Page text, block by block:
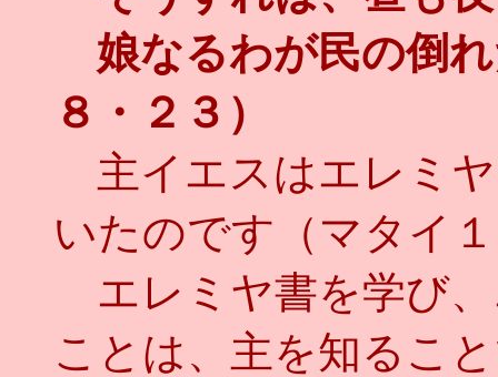
娘なるわが民の倒
８・２３）
主イエスはエレミ
いたのです（マタイ
エレミヤ書を学び
ことは、主を知るこ